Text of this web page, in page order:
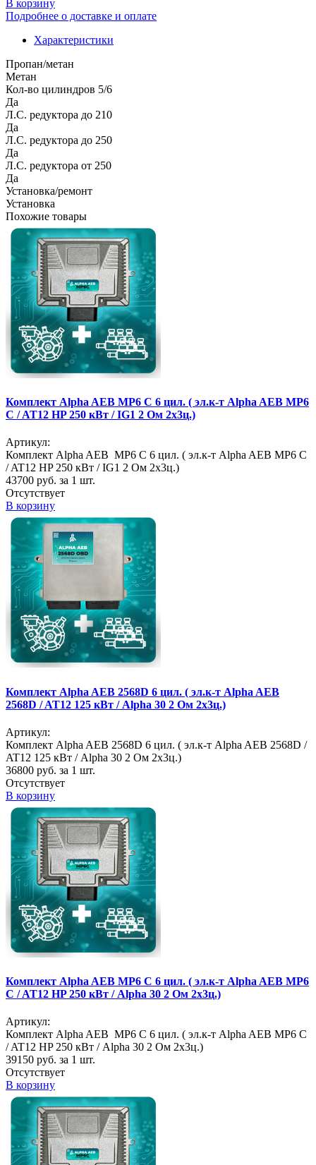
В корзину
Подробнее о доставке и оплате
Характеристики
Пропан/метан
Метан
Кол-во цилиндров 5/6
Да
Л.С. редуктора до 210
Да
Л.С. редуктора до 250
Да
Л.С. редуктора от 250
Да
Установка/ремонт
Установка
Похожие товары
Комплект Alpha AEB MP6 C 6 цил. ( эл.к-т Alpha AEB MP6
C / AT12 HP 250 кВт / IG1 2 Ом 2х3ц.)
Артикул:
Комплект Alpha AEB MP6 C 6 цил. ( эл.к-т Alpha AEB MP6 C
/ AT12 HP 250 кВт / IG1 2 Ом 2х3ц.)
43700 руб. за 1 шт.
Отсутствует
В корзину
Комплект Alpha AEB 2568D 6 цил. ( эл.к-т Alpha AEB
2568D / AT12 125 кВт / Alpha 30 2 Ом 2х3ц.)
Артикул:
Комплект Alpha AEB 2568D 6 цил. ( эл.к-т Alpha AEB 2568D /
AT12 125 кВт / Alpha 30 2 Ом 2х3ц.)
36800 руб. за 1 шт.
Отсутствует
В корзину
Комплект Alpha AEB MP6 C 6 цил. ( эл.к-т Alpha AEB MP6
C / AT12 HP 250 кВт / Alpha 30 2 Ом 2х3ц.)
Артикул:
Комплект Alpha AEB MP6 C 6 цил. ( эл.к-т Alpha AEB MP6 C
/ AT12 HP 250 кВт / Alpha 30 2 Ом 2х3ц.)
39150 руб. за 1 шт.
Отсутствует
В корзину